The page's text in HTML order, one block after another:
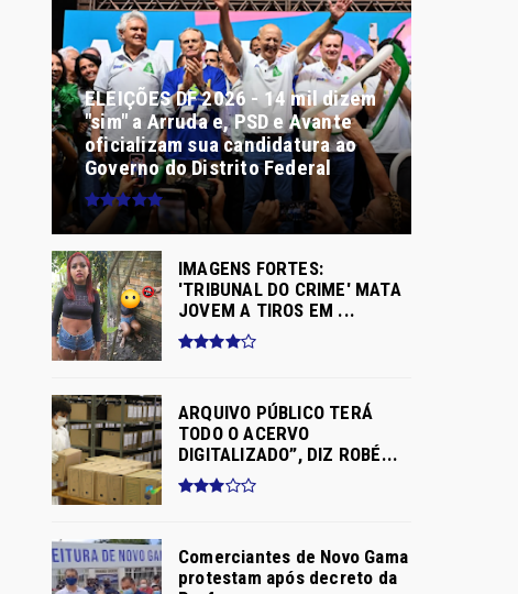
ELEIÇÕES DF 2026 - 14 mil dizem
"sim" a Arruda e, PSD e Avante
oficializam sua candidatura ao
Governo do Distrito Federal
IMAGENS FORTES:
'TRIBUNAL DO CRIME' MATA
JOVEM A TIROS EM ...
ARQUIVO PÚBLICO TERÁ
TODO O ACERVO
DIGITALIZADO”, DIZ ROBÉ...
Comerciantes de Novo Gama
protestam após decreto da